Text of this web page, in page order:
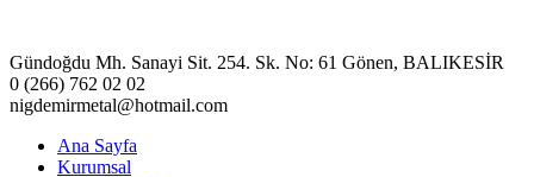
Gündoğdu Mh. Sanayi Sit. 254. Sk. No: 61 Gönen, BALIKESİR
0 (266) 762 02 02
nigdemirmetal@hotmail.com
Ana Sayfa
Kurumsal